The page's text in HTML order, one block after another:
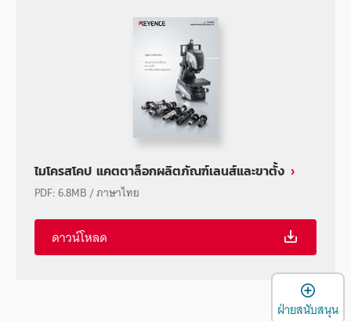
ไมโครสโคป แคตตาล็อกผลิตภัณฑ์เลนส์และขาตั้ง
PDF:6.8MB/ภาษาไทย
ดาวน์โหลด
ฝ่ายสนับสนุน